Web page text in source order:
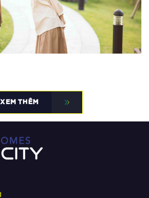
XEM THÊM